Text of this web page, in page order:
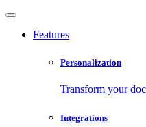
Features
Personalization
Transform your
Integrations